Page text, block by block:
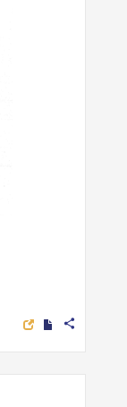
share